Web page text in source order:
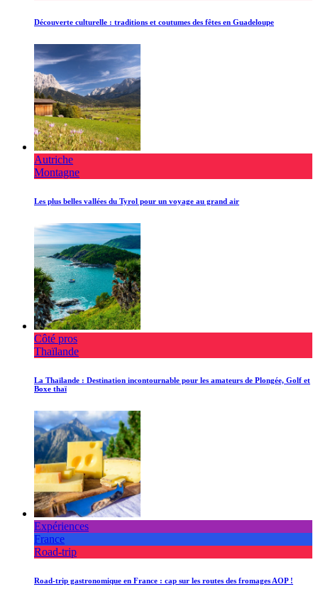
Découverte culturelle : traditions et coutumes des fêtes en Guadeloupe
Autriche
Montagne
Les plus belles vallées du Tyrol pour un voyage au grand air
Côté pros
Thaïlande
La Thaïlande : Destination incontournable pour les amateurs de Plongée, Golf et
Boxe thaï
Expériences
France
Road-trip
Road-trip gastronomique en France : cap sur les routes des fromages AOP !